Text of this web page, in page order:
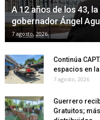
A 12 años de los 43,
gobernador Ángel
7 agosto, 2026
Continúa
espacios en
7 agosto, 2026
Guerrero
Gratuitos;